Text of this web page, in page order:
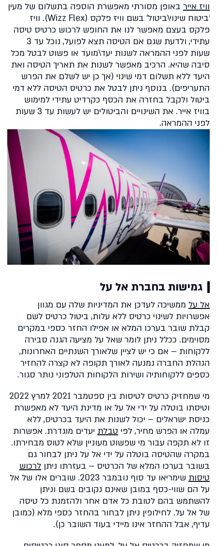
וויז אייר באופן מסורתי מאפשרת הוספה בתשלום של מעין
'ביטוח שינוי\ביטול' בשם וויז פלקס (Wizz Flex). וויז
פלקס בעצם מאפשר לנו את החופש לרכוש כרטיס טיסה
עתידי, ולדעת שגם אם הטיסה תצא לפועל, נוכל עד 3
שעות לפני ההמראה לשנות יעד\מועד או פשוט לבטל מכל
סיבה שהיא. הרכיב מאפשר לשנות את תאריך הטיסה ואת
היעד ללא תשלום דמי שינוי (אך כן יש לשלם את הפרש
התעריפים). בנוסף ניתן לבטל את כרטיס הטיסה ללא דמי
ביטול ולקבל בחזרה את הכסף כקרדיט עתידי למימוש
בוויז אייר. את השינויים והביטולים יש לעשות עד 3 שעות
לפני ההמראה.
גמישות בחברת אל על
אל על ממשיכה לעדכן את המדיניות שלה עם מגוון
אפשרויות לשינוי כרטיס ללא עלות, ביטול כרטיס לשם
קבלת שובר בערכו המלא או אפילו החזר כספי במקרים
מסוימים. ככלל ניתן לומר שאל על מציעה הגנה סבירה
ללקוחות – אם כי יש לציין שלאורך השנתיים האחרונות,
הנהלת החברה נמנעה לאורך תקופה לא קצרה להחזיר
כספים ללקוחותיה ושירות הלקוחות הטלפוני נותר סגור.
מי שמחזיק כרטיס לטיסות בין ספטמבר 2021 למרץ 2022
וטיסתו בוטלה על ידי אל על או מדינת היעד לא מאפשרת
כניסת ישראלים – יכול לשנות את היעד בכרטיס, ללא
עמלה או הפרש מחיר, לפי טבלת יעדים מוגדרת. אפשרות
זו לא תקפה עבור מי שפשוט מעוניין שלא לטוס מבחירתו.
במקרה שהטיסה בוטלה על ידי אל על ניתן לבחור גם
בשובר בערכו המלא של הכרטיס – בעזרתו ניתן לרכוש
טיסות
שימריאו עד סוף נובמבר 2023. שוברים אלו של אל
על הם שווי-כסף במובן שאינם נקובים בשם וניתן
להשתמש בהם לטובת כל אדם אחר ולהזמנת כל טיסה
של אל על. לחילופין ניתן לבחור בהחזר כספי מלא (כמובן
עדיף, אבל ההחזר אינו מיידי בעוד השובר כן).